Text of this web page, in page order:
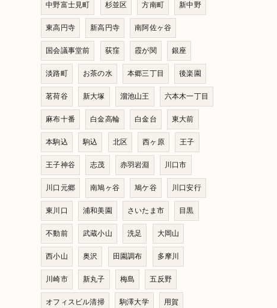
中野富士見町 杉並区 方南町 新中野
東高円寺 新高円寺 南阿佐ヶ谷
国会議事堂前 荻窪 霞が関 銀座
淡路町 お茶の水 本郷三丁目 後楽園
茗荷谷 新大塚 溜池山王 六本木一丁目
麻布十番 白金高輪 白金台 東大前
本駒込 駒込 北区 西ヶ原 王子
王子神谷 志茂 赤羽岩淵 川口市
川口元郷 南鳩ヶ谷 鳩ケ谷 川口安行
東川口 浦和美園 さいたま市 目黒
不動前 武蔵小山 洗足 大岡山
西小山 奥沢 田園調布 多摩川
川崎市 新丸子 梅島 五反野
オフィスビル清掃 駒澤大学 用賀